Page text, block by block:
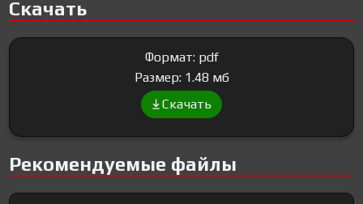
Скачать
Формат: pdf
Размер: 1.48 мб
Скачать
Рекомендуемые файлы